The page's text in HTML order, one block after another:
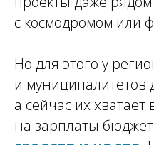
с космодромом или
Но для этого у
и
а сейчас их
на зарплаты